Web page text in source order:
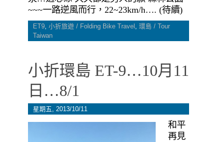
~~~一路逆風而行，22~23km/h…. (待續)
ET9, 小折旅遊 / Folding Bike Travel , 環島 / Tour
Taiwan
小折環島 ET-9…10月11
日…8/1
星期五, 2013/10/11
和平
再見